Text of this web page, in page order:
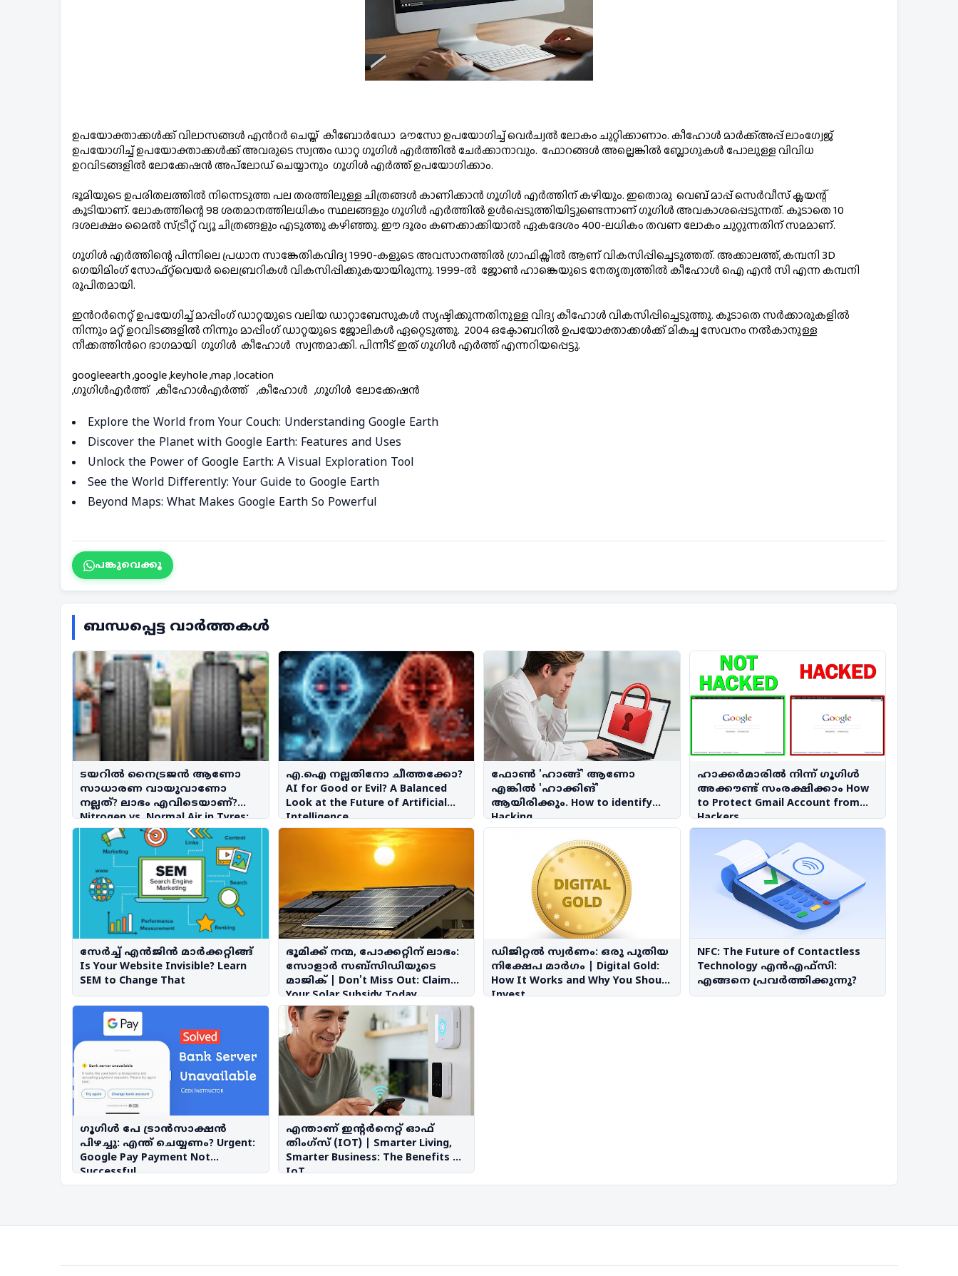
ഉപയോക്താക്കൾക്ക് വിലാസങ്ങൾ എൻറർ ചെയ്ത്  കീബോർഡോ  മൗസോ ഉപയോഗിച്ച് വെർച്വൽ ലോകം ചുറ്റിക്കാണാം. കീഹോൾ മാർക്ക്അപ്പ് ലാംഗ്വേജ്
ഉപയോഗിച്ച് ഉപയോക്താക്കൾക്ക് അവരുടെ സ്വന്തം ഡാറ്റ ഗൂഗിൾ എർത്തിൽ ചേർക്കാനാവും.  ഫോറങ്ങൾ അല്ലെങ്കിൽ ബ്ലോഗുകൾ പോലുള്ള വിവിധ
ഉറവിടങ്ങളിൽ ലോക്കേഷൻ അപ്‌ലോഡ് ചെയ്യാനും  ഗൂഗിൾ എർത്ത് ഉപയോഗിക്കാം.
ഭൂമിയുടെ ഉപരിതലത്തിൽ നിന്നെടുത്ത പല തരത്തിലുള്ള ചിത്രങ്ങൾ കാണിക്കാൻ ഗൂഗിൾ എർത്തിന് കഴിയും. ഇതൊരു  വെബ് മാപ്പ് സെർവീസ് ക്ലയന്റ്
കൂടിയാണ്. ലോകത്തിന്റെ 98 ശതമാനത്തിലധികം സ്ഥലങ്ങളും ഗൂഗിൾ എർത്തിൽ ഉൾപ്പെടുത്തിയിട്ടുണ്ടെന്നാണ് ഗൂഗിൾ അവകാശപ്പെടുന്നത്. കൂടാതെ 10
ദശലക്ഷം മൈൽ സ്ട്രീറ്റ് വ്യൂ ചിത്രങ്ങളും എടുത്തു കഴിഞ്ഞു. ഈ ദൂരം കണക്കാക്കിയാൽ ഏകദേശം 400-ലധികം തവണ ലോകം ചുറ്റുന്നതിന് സമമാണ്.
ഗൂഗിൾ എർത്തിന്റെ പിന്നിലെ പ്രധാന സാങ്കേതികവിദ്യ 1990-കളുടെ അവസാനത്തിൽ ഗ്രാഫിക്സിൽ ആണ് വികസിപ്പിച്ചെടുത്തത്. അക്കാലത്ത്, കമ്പനി 3D
ഗെയിമിംഗ് സോഫ്റ്റ്‌വെയർ ലൈബ്രറികൾ വികസിപ്പിക്കുകയായിരുന്നു. 1999-ൽ  ജോൺ ഹാങ്കെയുടെ നേതൃത്വത്തിൽ കീഹോൾ ഐ എൻ സി എന്ന കമ്പനി
രൂപിതമായി.
ഇൻറർനെറ്റ് ഉപയേ​ഗിച്ച് മാപ്പിംഗ് ഡാറ്റയുടെ വലിയ ഡാറ്റാബേസുകൾ സൃഷ്ടിക്കുന്നതിനുള്ള വിദ്യ കീഹോൾ വികസിപ്പിച്ചെടുത്തു. കൂടാതെ സർക്കാരുകളിൽ
നിന്നും മറ്റ് ഉറവിടങ്ങളിൽ നിന്നും മാപ്പിംഗ് ഡാറ്റയുടെ ജോലികൾ ഏറ്റെടുത്തു.  2004 ഒക്ടോബറിൽ ഉപയോക്താക്കൾക്ക് മികച്ച സേവനം നൽകാനുള്ള
നീക്കത്തിൻറെ ഭാഗമായി  ​ഗൂ​ഗിൾ  കീഹോൾ  സ്വന്തമാക്കി. പിന്നീട് ഇത് ​ഗൂ​ഗിൾ എർത്ത് എന്നറിയപ്പെട്ടു.
googleearth ,google ,keyhole ,map ,location
,ഗൂഗിൾഎർത്ത്   ,കീഹോൾഎർത്ത്    ,കീഹോൾ   ,ഗൂഗിൾ  ലോക്കേഷൻ
Explore the World from Your Couch: Understanding Google Earth
Discover the Planet with Google Earth: Features and Uses
Unlock the Power of Google Earth: A Visual Exploration Tool
See the World Differently: Your Guide to Google Earth
Beyond Maps: What Makes Google Earth So Powerful
പങ്കുവെക്കൂ
ബന്ധപ്പെട്ട വാർത്തകൾ
ടയറിൽ നൈട്രജൻ ആണോ
സാധാരണ വായുവാണോ
നല്ലത്? ലാഭം എവിടെയാണ്?
Nitrogen vs. Normal Air in Tyres:
Which is Better and More Cost-
Effective?
എ.ഐ നല്ലതിനോ ചീത്തക്കോ?
AI for Good or Evil? A Balanced
Look at the Future of Artificial
Intelligence
ഫോൺ 'ഹാങ്ങ്' ആണോ
എങ്കിൽ 'ഹാക്കിങ്'
ആയിരിക്കും. How to identify
Hacking
ഹാക്കർമാരിൽ നിന്ന് ഗൂഗിൾ
അക്കൗണ്ട് സംരക്ഷിക്കാം How
to Protect Gmail Account from
Hackers
സേർച്ച് എൻജിൻ മാർക്കറ്റിങ്ങ്
Is Your Website Invisible? Learn
SEM to Change That
ഭൂമിക്ക് നന്മ, പോക്കറ്റിന് ലാഭം:
സോളാർ സബ്സിഡിയുടെ
മാജിക് | Don't Miss Out: Claim
Your Solar Subsidy Today
ഡിജിറ്റൽ സ്വർണം: ഒരു പുതിയ
നിക്ഷേപ മാർഗം | Digital Gold:
How It Works and Why You Should
Invest
NFC: The Future of Contactless
Technology എൻ‌എഫ്‌സി:
എങ്ങനെ പ്രവർത്തിക്കുന്നു?
ഗൂഗിൾ പേ ട്രാൻസാക്ഷൻ
പിഴച്ചു: എന്ത് ചെയ്യണം? Urgent:
Google Pay Payment Not
Successful
എന്താണ് ഇന്റര്‍നെറ്റ് ഓഫ്
തിംഗ്‌സ് (IOT) | Smarter Living,
Smarter Business: The Benefits of
IoT